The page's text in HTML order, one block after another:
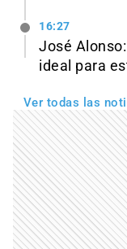
16:27
José
ideal para
Ver todas las